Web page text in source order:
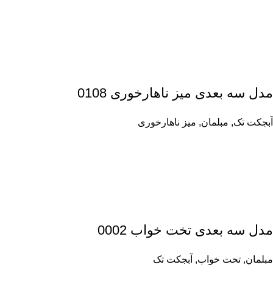
مدل سه بعدی میز ناهارخوری 0108
آبجکت تک, مبلمان, میز ناهارخوری
مدل سه بعدی تخت خواب 0002
مبلمان, تخت خواب, آبجکت تک